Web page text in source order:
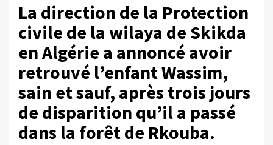
La direction de la Protection
civile de la wilaya de Skikda
en Algérie a annoncé avoir
retrouvé l’enfant Wassim,
sain et sauf, après trois jours
de disparition qu’il a passé
dans la forêt de Rkouba.